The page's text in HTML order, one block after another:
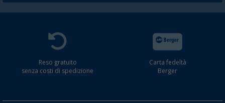
Reso gratuito
senza costi di spedizione
Carta fedeltà
Berger